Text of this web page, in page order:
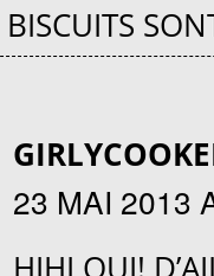
BISCUITS
23 MAI 2013